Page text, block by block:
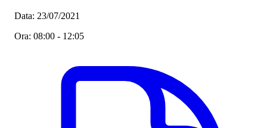
Data: 23/07/2021
Ora: 08:00 - 12:05